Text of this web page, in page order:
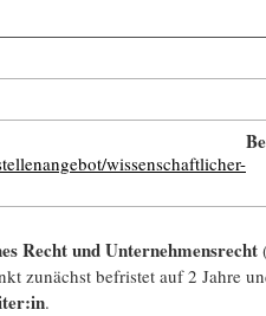
wissenschaftlicher-
Recht und Unternehmensrecht
zunächst befristet auf 2 Jahre
.